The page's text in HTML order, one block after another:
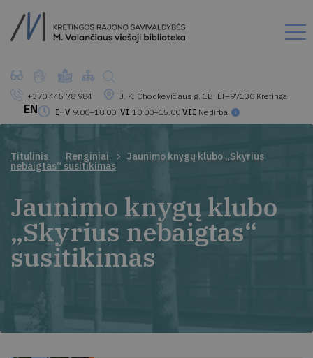
+370 445 78 984
J. K. Chodkevičiaus g. 1B, LT–97130 Kretinga
I–V 9.00–18.00, VI 10.00–15.00 VII Nedirba
EN
Titulinis Renginiai Jaunimo knygų klubo „Skyrius
nebaigtas“ susitikimas
Jaunimo knygų klubo
„Skyrius nebaigtas“
susitikimas